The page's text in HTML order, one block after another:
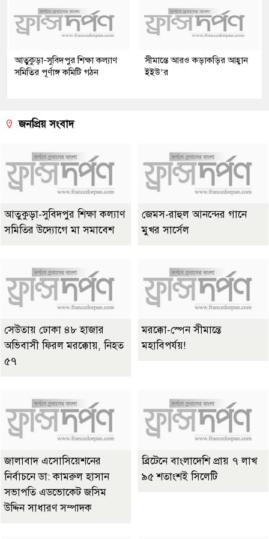
আতুকুড়া-সুবিদপুর শিক্ষা কল্যাণ
সমিতির পূর্ণাঙ্গ কমিটি গঠন
সীমান্তে আরও কড়াকড়ির আহ্বান
ইইউ’র
জনপ্রিয় সংবাদ
আতুকুড়া-সুবিদপুর শিক্ষা কল্যাণ
সমিতির উদ্যোগে মা সমাবেশ
জেমস-রাহুল আনন্দের গানে
মুখর সার্সেল
সেউতায় ঢোকা ৪৮ হাজার
অভিবাসী ফিরল মরক্কোয়, নিহত
৫৭
মরক্কো-স্পেন সীমান্তে
মহাবিপর্যয়!
জালাবাদ এসোসিয়েশনের
নির্বাচনে ডা: কামরুল হাসান
সভাপতি এডভোকেট জসিম
উদ্দিন সাধারণ সম্পাদক
ব্রিটেনে বাংলাদেশি প্রায় ৭ লাখ
৯৫ শতাংশই সিলেটি